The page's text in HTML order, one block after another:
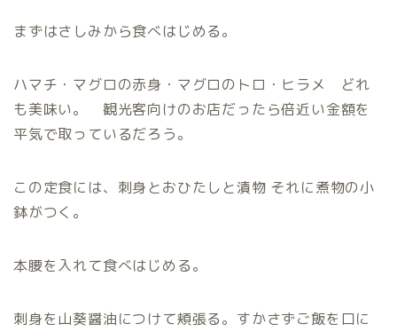
まずはさしみから食べはじめる。
ハマチ・マグロの赤身・マグロのトロ・ヒラメ どれ
も美味い。 観光客向けのお店だったら倍近い金額を
平気で取っているだろう。
この定食には、刺身とおひたしと漬物 それに煮物の小
鉢がつく。
本腰を入れて食べはじめる。
刺身を山葵醤油につけて頬張る。すかさずご飯を口に